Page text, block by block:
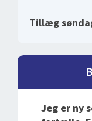
Tillæg
Jeg er ny